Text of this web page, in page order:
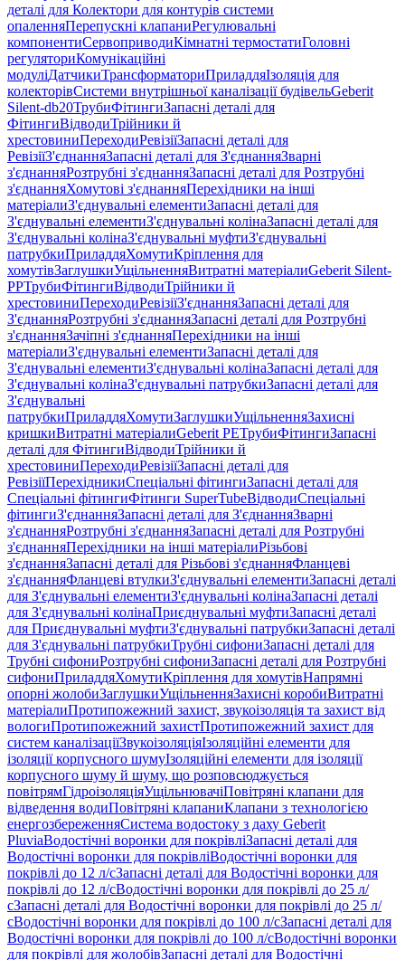
деталі для Колектори для контурів системи
опаленняПерепускні клапаниРегулювальні
компонентиСервоприводиКімнатні термостатиГоловні
регуляториКомунікаційні
модуліДатчикиТрансформаториПриладдяІзоляція для
колекторівСистеми внутрішньої каналізації будівельGeberit
Silent-db20ТрубиФітингиЗапасні деталі для
ФітингиВідводиТрійники й
хрестовиниПереходиРевізіїЗапасні деталі для
РевізіїЗ'єднанняЗапасні деталі для З'єднанняЗварні
з'єднанняРозтрубні з'єднанняЗапасні деталі для Розтрубні
з'єднанняХомутові з'єднанняПерехідники на інші
матеріалиЗ'єднувальні елементиЗапасні деталі для
З'єднувальні елементиЗ'єднувальні колінаЗапасні деталі для
З'єднувальні колінаЗ'єднувальні муфтиЗ'єднувальні
патрубкиПриладдяХомутиКріплення для
хомутівЗаглушкиУщільненняВитратні матеріалиGeberit Silent-
PPТрубиФітингиВідводиТрійники й
хрестовиниПереходиРевізіїЗ'єднанняЗапасні деталі для
З'єднанняРозтрубні з'єднанняЗапасні деталі для Розтрубні
з'єднанняЗачіпні з'єднанняПерехідники на інші
матеріалиЗ'єднувальні елементиЗапасні деталі для
З'єднувальні елементиЗ'єднувальні колінаЗапасні деталі для
З'єднувальні колінаЗ'єднувальні патрубкиЗапасні деталі для
З'єднувальні
патрубкиПриладдяХомутиЗаглушкиУщільненняЗахисні
кришкиВитратні матеріалиGeberit PEТрубиФітингиЗапасні
деталі для ФітингиВідводиТрійники й
хрестовиниПереходиРевізіїЗапасні деталі для
РевізіїПерехідникиСпеціальні фітингиЗапасні деталі для
Спеціальні фітингиФітинги SuperTubeВідводиСпеціальні
фітингиЗ'єднанняЗапасні деталі для З'єднанняЗварні
з'єднанняРозтрубні з'єднанняЗапасні деталі для Розтрубні
з'єднанняПерехідники на інші матеріалиРізьбові
з'єднанняЗапасні деталі для Різьбові з'єднанняФланцеві
з'єднанняФланцеві втулкиЗ'єднувальні елементиЗапасні деталі
для З'єднувальні елементиЗ'єднувальні колінаЗапасні деталі
для З'єднувальні колінаПриєднувальні муфтиЗапасні деталі
для Приєднувальні муфтиЗ'єднувальні патрубкиЗапасні деталі
для З'єднувальні патрубкиТрубні сифониЗапасні деталі для
Трубні сифониРозтрубні сифониЗапасні деталі для Розтрубні
сифониПриладдяХомутиКріплення для хомутівНапрямні
опорні жолобиЗаглушкиУщільненняЗахисні коробиВитратні
матеріалиПротипожежний захист, звукоізоляція та захист від
вологиПротипожежний захистПротипожежний захист для
систем каналізаціїЗвукоізоляціяІзоляційні елементи для
ізоляції корпусного шумуІзоляційні елементи для ізоляції
корпусного шуму й шуму, що розповсюджується
повітрямГідроізоляціяУщільнювачіПовітряні клапани для
відведення водиПовітряні клапаниКлапани з технологією
енергозбереженняСистема водостоку з даху Geberit
PluviaВодостічні воронки для покрівліЗапасні деталі для
Водостічні воронки для покрівліВодостічні воронки для
покрівлі до 12 л/сЗапасні деталі для Водостічні воронки для
покрівлі до 12 л/сВодостічні воронки для покрівлі до 25 л/
сЗапасні деталі для Водостічні воронки для покрівлі до 25 л/
сВодостічні воронки для покрівлі до 100 л/сЗапасні деталі для
Водостічні воронки для покрівлі до 100 л/сВодостічні воронки
для покрівлі для жолобівЗапасні деталі для Водостічні